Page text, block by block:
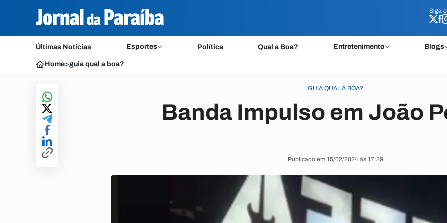
Siga o
Últimas Notícias Esportes Política Qual a Boa? Entretenimento Blogs
Siga o
Home>guia qual a boa?
GUIA QUAL A BOA?
Banda Impulso em João
Publicado em 15/02/2024 às 17:39